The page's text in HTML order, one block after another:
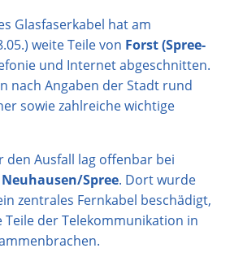
Glasfaserkabel hat am
weite Teile von Forst (Spree-
und Internet abgeschnitten.
nach Angaben der Stadt rund
sowie zahlreiche wichtige
den Ausfall lag offenbar bei
Neuhausen/Spree. Dort wurde
zentrales Fernkabel beschädigt,
der Telekommunikation in